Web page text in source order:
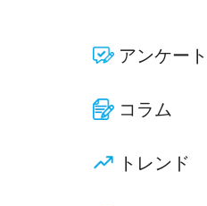
アンケート
コラム
トレンド